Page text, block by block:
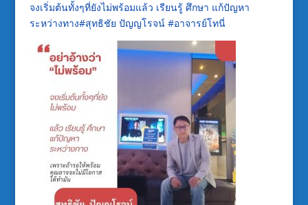
จงเริ่มต้นทั้งๆที่ยังไม่พร้อมแล้ว เรียนรู้ ศึกษา แก้ปัญหา
ระหว่างทาง#สุทธิชัย ปัญญโรจน์ #อาจารย์โทนี่